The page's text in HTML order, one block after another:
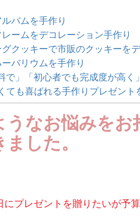
バムを手作り
ームをデコレーション手作り
クッキーで市販のクッキーを
バリウムを手作り
で」「初心者でも完成度が高
ても喜ばれる手作りプレゼント
うなお悩みを
した。
にプレゼントを贈りたいが予